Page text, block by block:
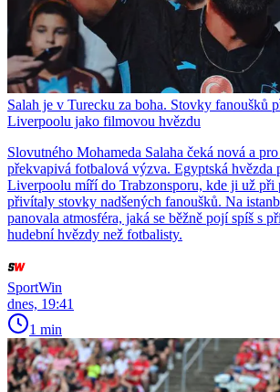
Salah je v Turecku za boha. Stovky fanoušků
Liverpoolu jako filmovou hvězdu
Slovutného Mohameda Salaha čeká nová a
překvapivá fotbalová výzva. Egyptská hvězda
Liverpoolu míří do Trabzonsporu, kde ji už při
přivítaly stovky nadšených fanoušků. Na
panovala atmosféra, jaká se běžně pojí spíš s
hudební hvězdy než fotbalisty.
SportWin
dnes, 19:41
1 min